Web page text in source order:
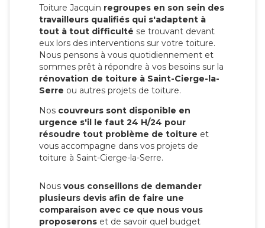
Toiture Jacquin regroupes en son sein des
travailleurs qualifiés qui s'adaptent à
tout à tout difficulté se trouvant devant
eux lors des interventions sur votre toiture.
Nous pensons à vous quotidiennement et
sommes prêt à répondre à vos besoins sur la
rénovation de toiture à Saint-Cierge-la-
Serre ou autres projets de toiture.
Nos couvreurs sont disponible en
urgence s'il le faut 24 H/24 pour
résoudre tout problème de toiture et
vous accompagne dans vos projets de
toiture à Saint-Cierge-la-Serre.
Nous vous conseillons de demander
plusieurs devis afin de faire une
comparaison avec ce que nous vous
proposerons et de savoir quel budget